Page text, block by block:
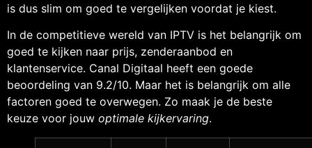
is dus slim om goed te vergelijken voordat je kiest.
In de competitieve wereld van IPTV is het belangrijk om
goed te kijken naar prijs, zenderaanbod en
klantenservice. Canal Digitaal heeft een goede
beoordeling van 9.2/10. Maar het is belangrijk om alle
factoren goed te overwegen. Zo maak je de beste
keuze voor jouw optimale kijkervaring.